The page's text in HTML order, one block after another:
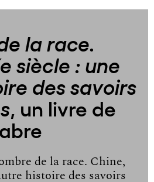
la race.
siècle : une
des savoirs
, un livre de
de la race. Chine,
histoire des savoirs